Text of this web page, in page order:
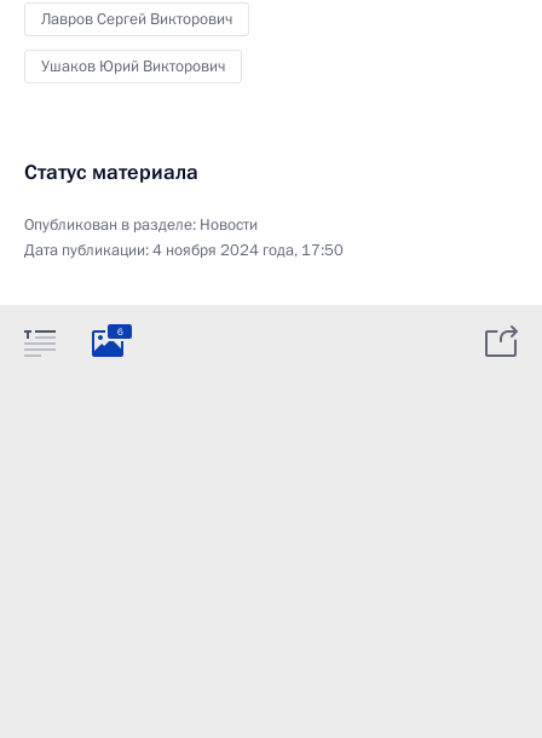
Лавров Сергей Викторович
Ушаков Юрий Викторович
Статус материала
Опубликован в разделе: Новости
Дата публикации:4 ноября 2024 года, 17:50
6